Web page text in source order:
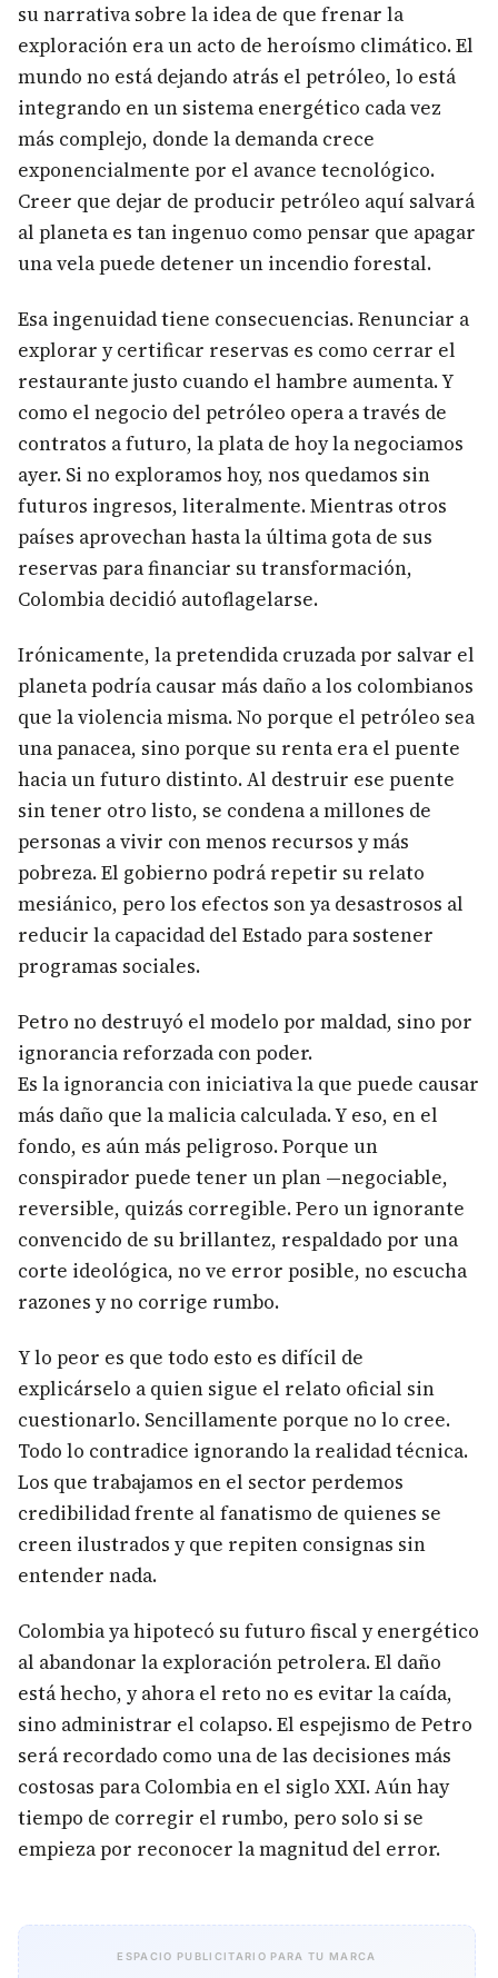
su narrativa sobre la idea de que frenar la
exploración era un acto de heroísmo climático. El
mundo no está dejando atrás el petróleo, lo está
integrando en un sistema energético cada vez
más complejo, donde la demanda crece
exponencialmente por el avance tecnológico.
Creer que dejar de producir petróleo aquí salvará
al planeta es tan ingenuo como pensar que apagar
una vela puede detener un incendio forestal.
Esa ingenuidad tiene consecuencias. Renunciar a
explorar y certificar reservas es como cerrar el
restaurante justo cuando el hambre aumenta. Y
como el negocio del petróleo opera a través de
contratos a futuro, la plata de hoy la negociamos
ayer. Si no exploramos hoy, nos quedamos sin
futuros ingresos, literalmente. Mientras otros
países aprovechan hasta la última gota de sus
reservas para financiar su transformación,
Colombia decidió autoflagelarse.
Irónicamente, la pretendida cruzada por salvar el
planeta podría causar más daño a los colombianos
que la violencia misma. No porque el petróleo sea
una panacea, sino porque su renta era el puente
hacia un futuro distinto. Al destruir ese puente
sin tener otro listo, se condena a millones de
personas a vivir con menos recursos y más
pobreza. El gobierno podrá repetir su relato
mesiánico, pero los efectos son ya desastrosos al
reducir la capacidad del Estado para sostener
programas sociales.
Petro no destruyó el modelo por maldad, sino por
ignorancia reforzada con poder.
Es la ignorancia con iniciativa la que puede causar
más daño que la malicia calculada. Y eso, en el
fondo, es aún más peligroso. Porque un
conspirador puede tener un plan —negociable,
reversible, quizás corregible. Pero un ignorante
convencido de su brillantez, respaldado por una
corte ideológica, no ve error posible, no escucha
razones y no corrige rumbo.
Y lo peor es que todo esto es difícil de
explicárselo a quien sigue el relato oficial sin
cuestionarlo. Sencillamente porque no lo cree.
Todo lo contradice ignorando la realidad técnica.
Los que trabajamos en el sector perdemos
credibilidad frente al fanatismo de quienes se
creen ilustrados y que repiten consignas sin
entender nada.
Colombia ya hipotecó su futuro fiscal y energético
al abandonar la exploración petrolera. El daño
está hecho, y ahora el reto no es evitar la caída,
sino administrar el colapso. El espejismo de Petro
será recordado como una de las decisiones más
costosas para Colombia en el siglo XXI. Aún hay
tiempo de corregir el rumbo, pero solo si se
empieza por reconocer la magnitud del error.
ESPACIO PUBLICITARIO PARA TU MARCA